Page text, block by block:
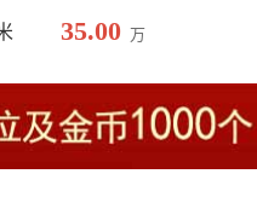
35.00 万